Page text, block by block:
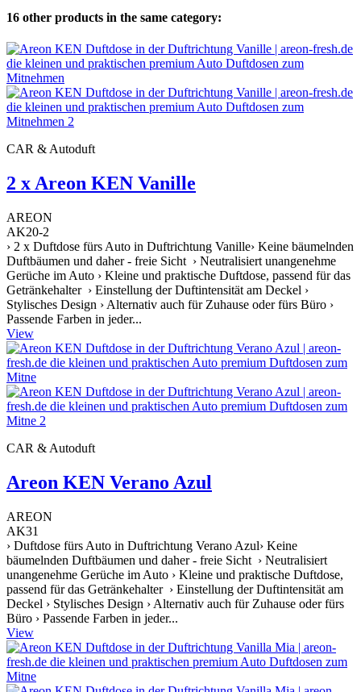
16 other products in the same category:
CAR & Autoduft
2 x Areon KEN Vanille
AREON
AK20-2
› 2 x Duftdose fürs Auto in Duftrichtung Vanille› Keine bäumelnden
Duftbäumen und daher - freie Sicht › Neutralisiert unangenehme
Gerüche im Auto › Kleine und praktische Duftdose, passend für das
Getränkehalter › Einstellung der Duftintensität am Deckel ›
Stylisches Design › Alternativ auch für Zuhause oder fürs Büro ›
Passende Farben in jeder...
View
CAR & Autoduft
Areon KEN Verano Azul
AREON
AK31
› Duftdose fürs Auto in Duftrichtung Verano Azul› Keine
bäumelnden Duftbäumen und daher - freie Sicht › Neutralisiert
unangenehme Gerüche im Auto › Kleine und praktische Duftdose,
passend für das Getränkehalter › Einstellung der Duftintensität am
Deckel › Stylisches Design › Alternativ auch für Zuhause oder fürs
Büro › Passende Farben in jeder...
View